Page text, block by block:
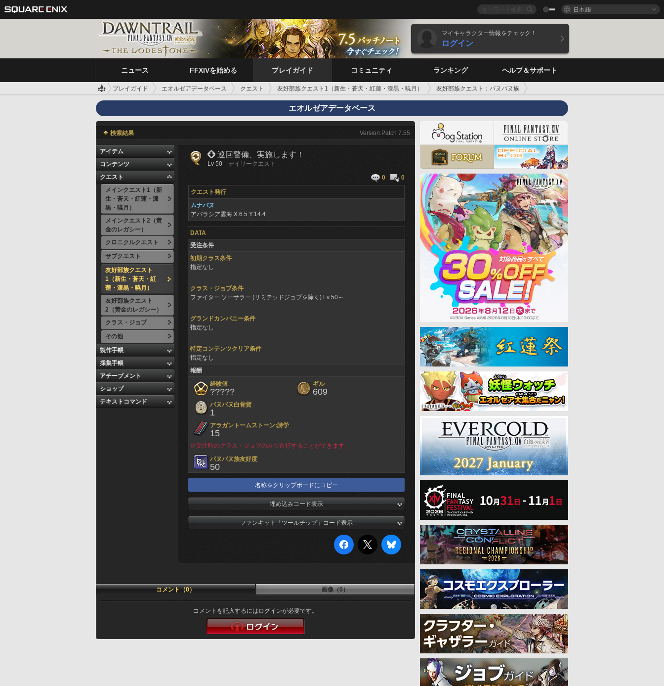
日本語
マイキャラクター情報をチェック！
ログイン
ニュース FFXIVを始める プレイガイド コミュニティ ランキング ヘルプ＆サポート
プレイガイド エオルゼアデータベース クエスト 友好部族クエスト1（新生・蒼天・紅蓮・漆黒・暁月）
友好部族クエスト：バヌバヌ族
デイリークエスト
 巡回警備、実施します！
エオルゼアデータベース
検索結果 Version:Patch 7.55
アイテム
コンテンツ
クエスト
メインクエスト1（新
生・蒼天・紅蓮・漆
黒・暁月）
メインクエスト2（黄
金のレガシー）
クロニクルクエスト
サブクエスト
友好部族クエスト
1（新生・蒼天・紅
蓮・漆黒・暁月）
友好部族クエスト
2（黄金のレガシー）
クラス・ジョブ
その他
製作手帳
採集手帳
アチーブメント
ショップ
テキストコマンド
 巡回警備、実施します！
Lv 50
デイリークエスト
0
0
クエスト発行
ムナバヌ
アバラシア雲海 X:6.5 Y:14.4
DATA
受注条件
初期クラス条件
指定なし
クラス・ジョブ条件
ファイター ソーサラー (リミテッドジョブを除く) Lv 50～
グランドカンパニー条件
指定なし
特定コンテンツクリア条件
指定なし
報酬
経験値
?????
ギル
609
バヌバヌ白骨貨
1
アラガントームストーン:詩学
15
※受注時のクラス・ジョブのみで進行することができます。
バヌバヌ族友好度
50
名称をクリップボードにコピー
埋め込みコード表示
ファンキット「ツールチップ」コード表示
コメント（0） 画像（0）
コメントを記入するにはログインが必要です。